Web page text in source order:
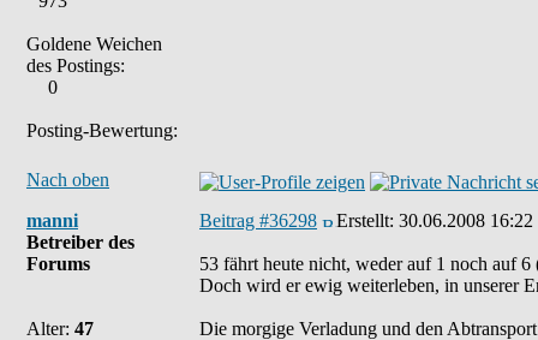
Goldene Weichen
des Postings:
0
Posting-Bewertung:
Nach oben
manni
Betreiber des
Forums
Alter: 47
Beitrag #36298 Erstellt: 30.06.2008 16:22
53 fährt heute nicht, weder auf 1 noch auf
Doch wird er ewig weiterleben, in unserer
Die morgige Verladung und den